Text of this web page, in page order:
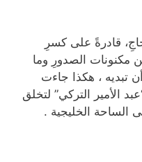
قادرةً على كسرِ
مكنونات الصدورِ وما
تبديه ، هكذا جاءت
الأمير التركي” لتخلق
الساحة الخليجية .